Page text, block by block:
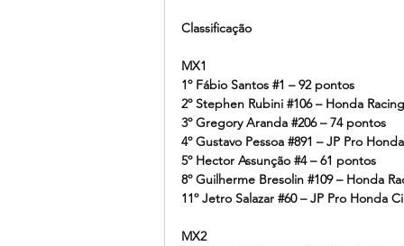
Classificação
MX1
1º Fábio Santos #1 – 92 pontos
2º Stephen Rubini #106 – Honda
3º Gregory Aranda #206 – 74 pontos
4º Gustavo Pessoa #891 – JP Pro
5º Hector Assunção #4 – 61 pontos
8º Guilherme Bresolin #109 – Honda
11º Jetro Salazar #60 – JP Pro Honda
MX2